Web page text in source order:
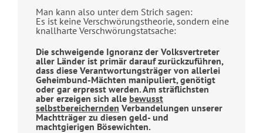
Man kann also unter dem Strich sagen:
Es ist keine Verschwörungstheorie, sondern eine
knallharte Verschwörungstatsache:
Die schweigende Ignoranz der Volksvertreter
aller Länder ist primär darauf zurückzuführen,
dass diese Verantwortungsträger von allerlei
Geheimbund-Mächten manipuliert, genötigt
oder gar erpresst werden. Am sträflichsten
aber erzeigen sich alle bewusst
selbstbereichernden Verbandelungen unserer
Machtträger zu diesen geld- und
machtgierigen Bösewichten.